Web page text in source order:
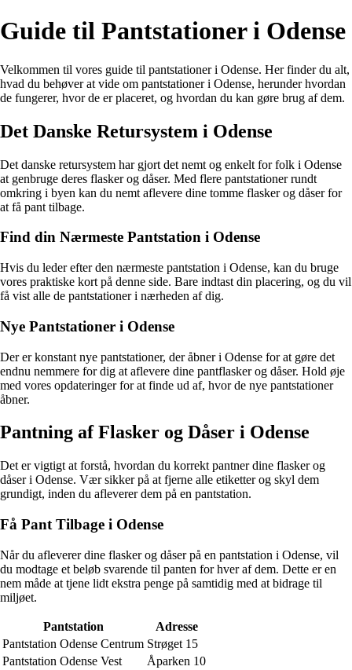
Guide til Pantstationer i Odense
Velkommen til vores guide til pantstationer i Odense. Her finder du alt,
hvad du behøver at vide om pantstationer i Odense, herunder hvordan
de fungerer, hvor de er placeret, og hvordan du kan gøre brug af dem.
Det Danske Retursystem i Odense
Det danske retursystem har gjort det nemt og enkelt for folk i Odense
at genbruge deres flasker og dåser. Med flere pantstationer rundt
omkring i byen kan du nemt aflevere dine tomme flasker og dåser for
at få pant tilbage.
Find din Nærmeste Pantstation i Odense
Hvis du leder efter den nærmeste pantstation i Odense, kan du bruge
vores praktiske kort på denne side. Bare indtast din placering, og du vil
få vist alle de pantstationer i nærheden af dig.
Nye Pantstationer i Odense
Der er konstant nye pantstationer, der åbner i Odense for at gøre det
endnu nemmere for dig at aflevere dine pantflasker og dåser. Hold øje
med vores opdateringer for at finde ud af, hvor de nye pantstationer
åbner.
Pantning af Flasker og Dåser i Odense
Det er vigtigt at forstå, hvordan du korrekt pantner dine flasker og
dåser i Odense. Vær sikker på at fjerne alle etiketter og skyl dem
grundigt, inden du afleverer dem på en pantstation.
Få Pant Tilbage i Odense
Når du afleverer dine flasker og dåser på en pantstation i Odense, vil
du modtage et beløb svarende til panten for hver af dem. Dette er en
nem måde at tjene lidt ekstra penge på samtidig med at bidrage til
miljøet.
Pantstation
Adresse
Pantstation Odense Centrum Strøget 15
Pantstation Odense Vest
Åparken 10